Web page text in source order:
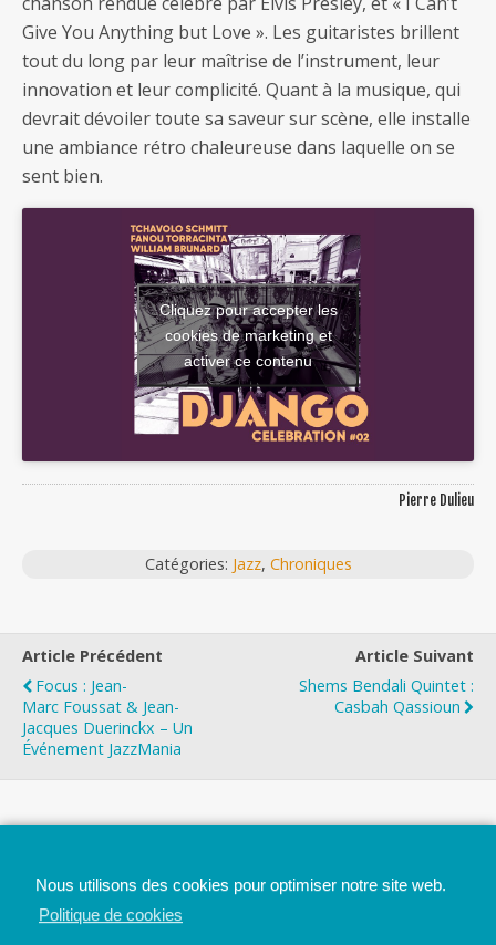
Give You Anything but Love ». Les guitaristes brillent
tout du long par leur maîtrise de l’instrument, leur
innovation et leur complicité. Quant à la musique, qui
devrait dévoiler toute sa saveur sur scène, elle installe
une ambiance rétro chaleureuse dans laquelle on se
sent bien.
Cliquez pour accepter les
cookies de marketing et
activer ce contenu
Pierre Dulieu
Catégories: Jazz, Chroniques
Article Précédent
Focus : Jean-
Marc Foussat & Jean-
Jacques Duerinckx – Un
Événement JazzMania
Article Suivant
Shems Bendali Quintet :
Casbah Qassioun
Nous utilisons des cookies pour optimiser notre site web.
Politique de cookies